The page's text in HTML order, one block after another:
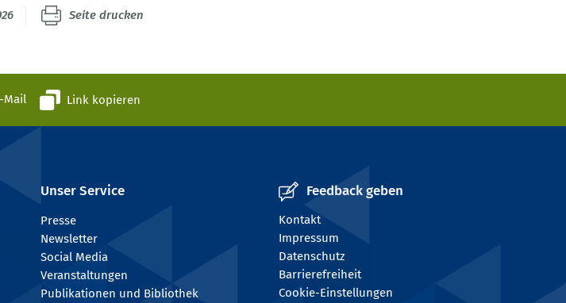
Seite drucken
Mail Link kopieren
Unser Service
Presse
Newsletter
Social Media
Veranstaltungen
Publikationen und Bibliothek
Feedback geben
Kontakt
Impressum
Datenschutz
Barrierefreiheit
Cookie-Einstellungen